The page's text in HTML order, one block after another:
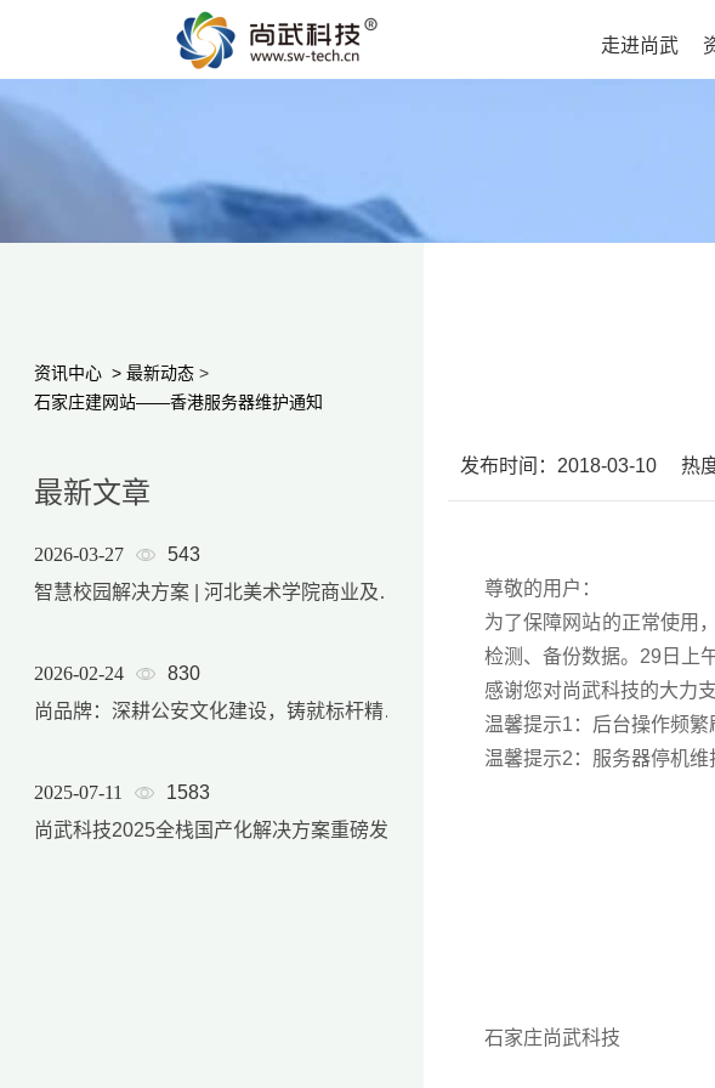
走进尚武
资讯中心 > 最新动态 >
石家庄建网站——香港服务器维护通知
最新文章
2026-03-27
543
智慧校园解决方案 | 河北美术学院商业及后勤产品服务体系
2026-02-24
830
尚品牌：深耕公安文化建设，铸就标杆精品项目
2025-07-11
1583
发布时间：2018-03-10 热
尊敬的用户：
为了保障网站的正常使用
检测、备份数据。29日上
感谢您对尚武科技的大力
温馨提示1：后台操作频
温馨提示2：服务器停机
石家庄尚武科技